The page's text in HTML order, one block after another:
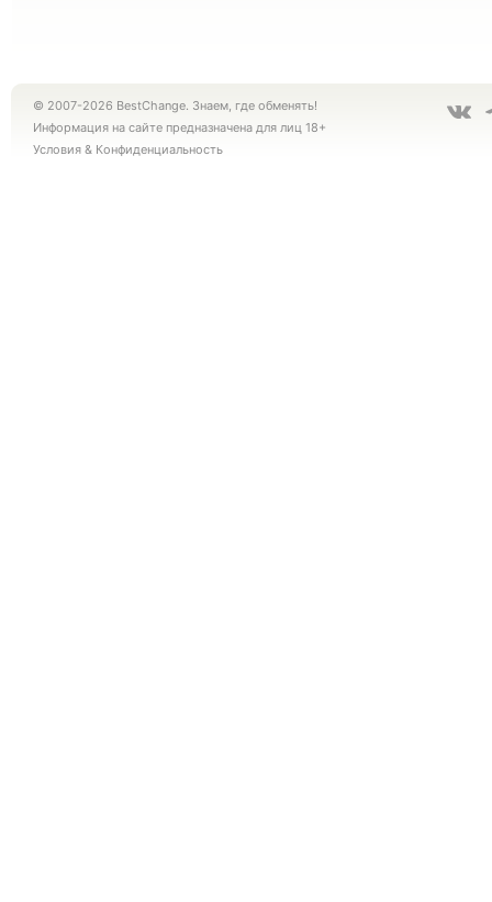
© 2007-2026 BestChange. Знаем, где обменять!
Информация на сайте предназначена для лиц 18+
Условия & Конфиденциальность